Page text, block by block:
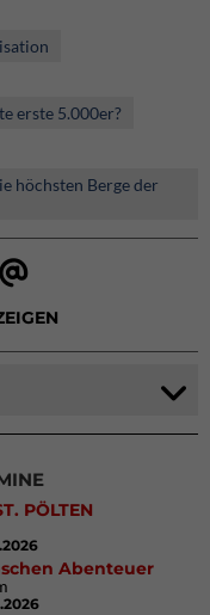
erste 5.000er?
höchsten Berge der
PÖLTEN
Abenteuer